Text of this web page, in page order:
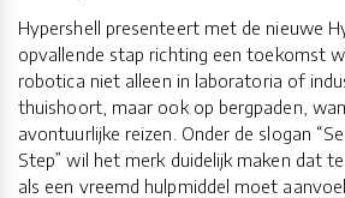
Hypershell presenteert met de nieuwe
opvallende stap richting een toekomst
robotica niet alleen in laboratoria of
thuishoort, maar ook op bergpaden,
avontuurlijke reizen. Onder de slogan
Step” wil het merk duidelijk maken dat
als een vreemd hulpmiddel moet